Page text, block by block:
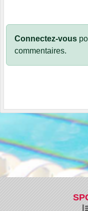
Connectez-vous
commentaires.